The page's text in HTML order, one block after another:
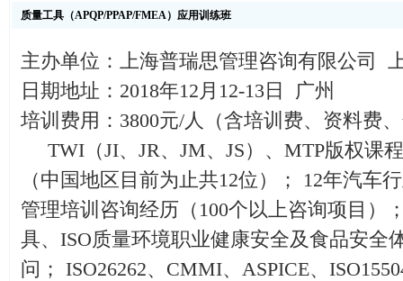
质量工具（APQP/PPAP/FMEA）应用训练班
主办单位：上海普瑞思管理咨询有限公司
日期地址：2018年12月12-13日 广州
培训费用：3800元/人（含培训费、资料费
TWI（JI、JR、JM、JS）、MTP版权课
（中国地区目前为止共12位）； 12年汽车
管理培训咨询经历（100个以上咨询项目）
具、ISO质量环境职业健康安全及食品安全
问； ISO26262、CMMI、ASPICE、